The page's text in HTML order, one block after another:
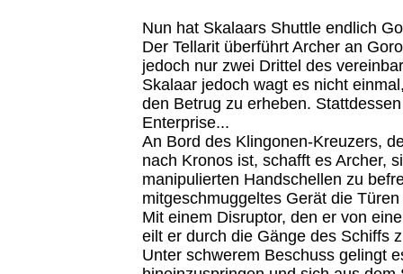
Nun hat Skalaars Shuttle endlich
Der Tellarit überführt Archer an
jedoch nur zwei Drittel des
Skalaar jedoch wagt es nicht
den Betrug zu erheben.
Enterprise...
An Bord des Klingonen-Kreuzers,
nach Kronos ist, schafft es Archer,
manipulierten Handschellen zu
mitgeschmuggeltes Gerät die
Mit einem Disruptor, den er von
eilt er durch die Gänge des Schiffs
Unter schwerem Beschuss gelingt